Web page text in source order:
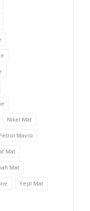
Nikel Mat
Mavisi
Mat
Mat
Yeşil Mat